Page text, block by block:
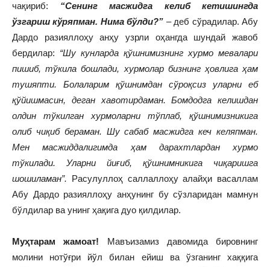
чақириб: “Сенинг масжидга келиб кетишингда
ўзгариш кўряпман. Нима бўлди?” – деб сўрадилар. Абу
Дардо разияллоҳу анҳу узрли оҳангда шундай жавоб
бердилар: “Шу кунларда қўшнимизнинг хурмо мевалари
пишиб, тўкила бошлади, хурмолар бизнинг ҳовлига ҳам
тушяпти. Болаларим қўшнимдан сўроқсиз уларни еб
қўйишмасин, деган хавотирдаман. Бомдодга келишдан
олдин тўкилган хурмоларни тўплаб, қўшнимизникига
олиб чиқиб бераман. Шу сабаб масжидга кеч келяпман.
Мен масжиддалигимда ҳам дарахтлардан хурмо
тўкилади. Уларни йиғиб, қўшнимникига чиқаришга
шошиламан”. Расулуллоҳ саллаллоҳу алайҳи васаллам
Абу Дардо разияллоҳу анҳунинг бу сўзларидан мамнун
бўлдилар ва унинг ҳақига дуо қилдилар.
Муҳтарам жамоат! Мавъизамиз давомида бировнинг
молини нотўғри йўл билан ейиш ва ўзганинг хаққига